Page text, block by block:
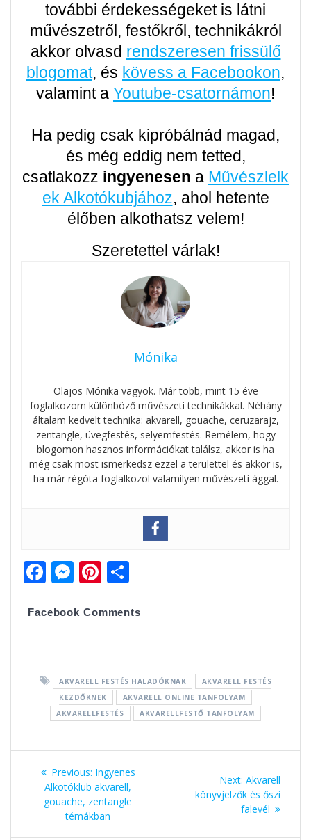
további érdekességeket is látni
művészetről, festőkről, technikákról
akkor olvasd rendszeresen frissülő
blogomat, és kövess a Facebookon,
valamint a Youtube-csatornámon!
Ha pedig csak kipróbálnád magad,
és még eddig nem tetted,
csatlakozz ingyenesen a Művészlelk
ek Alkotókubjához, ahol hetente
élőben alkothatsz velem!
Szeretettel várlak!
Mónika
Olajos Mónika vagyok. Már több, mint 15 éve
foglalkozom különböző művészeti technikákkal. Néhány
általam kedvelt technika: akvarell, gouache, ceruzarajz,
zentangle, üvegfestés, selyemfestés. Remélem, hogy
blogomon hasznos információkat találsz, akkor is ha
még csak most ismerkedsz ezzel a területtel és akkor is,
ha már régóta foglalkozol valamilyen művészeti ággal.
F
e
o
k
M
ss
g
er
Pi
er za
g
Facebook Comments
AKVARELL FESTÉS HALADÓKNAK
AKVARELL FESTÉS
KEZDŐKNEK
AKVARELL ONLINE TANFOLYAM
AKVARELLFESTÉS
AKVARELLFESTŐ TANFOLYAM
Bejegyzés
navigáció
Previous: Previous
post:
Ingyenes
Alkotóklub akvarell,
gouache, zentangle
témákban
Next: Next
post:
Akvarell
könyvjelzők és őszi
falevél